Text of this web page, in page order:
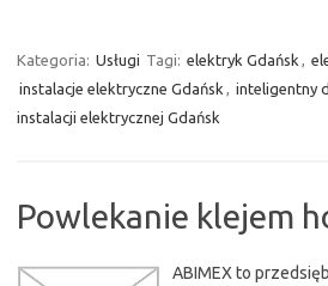
Kategoria: Usługi Tagi: elektryk Gdańsk ,
instalacje elektryczne Gdańsk , inteligentny
instalacji elektrycznej Gdańsk
Powlekanie klejem
ABIMEX to